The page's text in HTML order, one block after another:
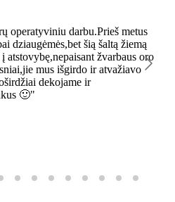
operatyviniu darbu.Prieš metus
dziaugėmės,bet šią šaltą žiemą
atstovybę,nepaisant žvarbaus oro
mus išgirdo ir atvažiavo
dekojame ir
🙂"